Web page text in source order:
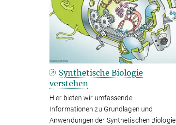
Synthetische Biologie
verstehen
Hier bieten wir umfassende
Informationen zu Grundlagen und
Anwendungen der Synthetischen Biologie